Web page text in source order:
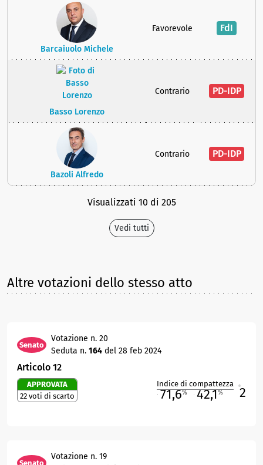
Barcaiuolo Michele
Favorevole FdI
Basso Lorenzo
Contrario PD-IDP
Bazoli Alfredo
Contrario PD-IDP
Visualizzati 10 di 205
Vedi tutti
Altre votazioni dello stesso atto
Senato
Votazione n. 20
Seduta n. 164 del 28 feb 2024
Articolo 12
APPROVATA
22 voti di scarto
Indice di compattezza
71,6% 42,1% 2
Senato
Votazione n. 19